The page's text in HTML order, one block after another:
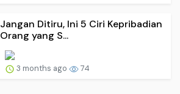
Jangan Ditiru, Ini 5 Ciri Kepribadian
Orang yang S...
3 months ago 74